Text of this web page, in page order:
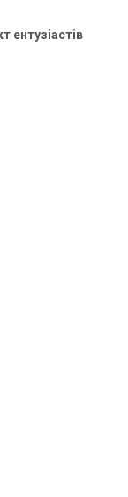
ентузіастів